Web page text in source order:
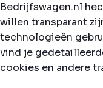
Bedrijfswagen.nl
willen transparant
technologieën
vind je
cookies en andere